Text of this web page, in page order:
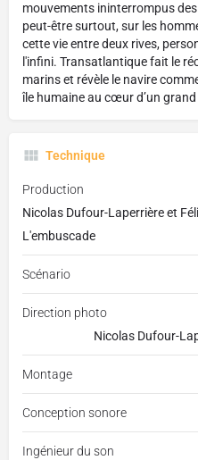
mouvements ininterrompus
peut-être surtout, sur les
cette vie entre deux rives,
l'infini. Transatlantique fait le
marins et révèle le navire
île humaine au cœur d’un
Technique
Production
Nicolas Dufour-Laperrière et
L'embuscade
Scénario
Direction photo
Nicolas Dufour-
Montage
Conception sonore
Ingénieur du son